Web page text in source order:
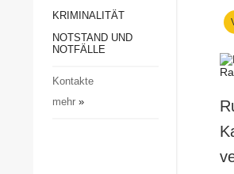
Militär
Gesellschaft und
Notstand und
KRIMINALITÄT
NOTSTAND UND
NOTFÄLLE
Kontakte
mehr»